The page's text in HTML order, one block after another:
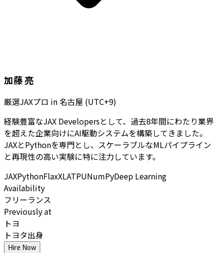
加藤 亮
厳選JAXプロ in 名古屋 (UTC+9)
経験豊富なJAX Developersとして、過去8年間にわたり業界
を超えた企業向けにAI駆動システムを構築してきました。
JAXとPythonを専門とし、スケーラブルなMLパイプライン
と再現性の高い実験に特に注力しています。
JAXPythonFlaxXLATPUNumPyDeep Learning
Availability
フリーランス
Previously at
トヨ
トヨタ出身
Hire Now